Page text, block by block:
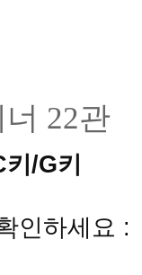
22관
/G키
인하세요 :